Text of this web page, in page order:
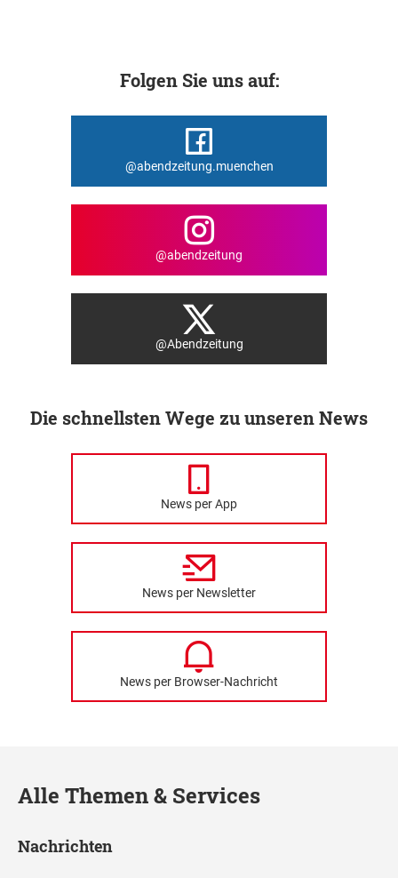
Folgen Sie uns auf:
@abendzeitung.muenchen
@abendzeitung
@Abendzeitung
Die schnellsten Wege zu unseren News
News per App
News per Newsletter
News per Browser-Nachricht
Alle Themen & Services
Nachrichten